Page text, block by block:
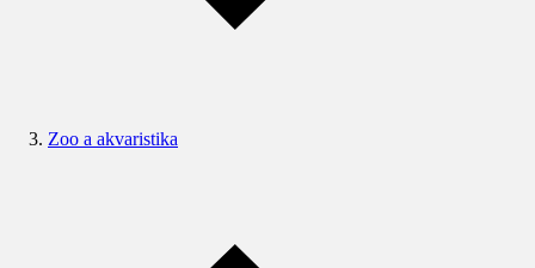
Zoo a akvaristika